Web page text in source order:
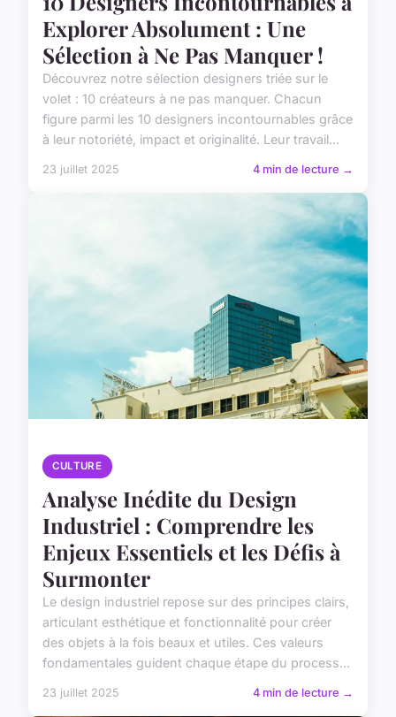
Explorer Absolument : Une
Sélection à Ne Pas Manquer !
Découvrez notre sélection designers triée sur le
volet : 10 créateurs à ne pas manquer. Chacun
figure parmi les 10 designers incontournables grâce
à leur notoriété, impact et originalité. Leur travail...
23 juillet 2025 4 min de lecture →
CULTURE
Analyse Inédite du Design
Industriel : Comprendre les
Enjeux Essentiels et les Défis à
Surmonter
Le design industriel repose sur des principes clairs,
articulant esthétique et fonctionnalité pour créer
des objets à la fois beaux et utiles. Ces valeurs
fondamentales guident chaque étape du process...
23 juillet 2025 4 min de lecture →